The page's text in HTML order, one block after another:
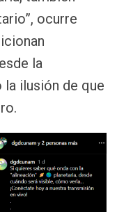
ocurre
la
ilusión de que